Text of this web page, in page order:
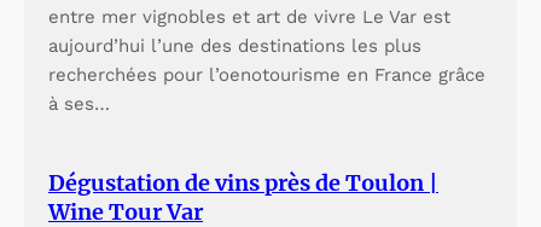
entre mer vignobles et art de vivre Le Var est
aujourd’hui l’une des destinations les plus
recherchées pour l’oenotourisme en France grâce
à ses…
Dégustation de vins près de Toulon |
Wine Tour Var